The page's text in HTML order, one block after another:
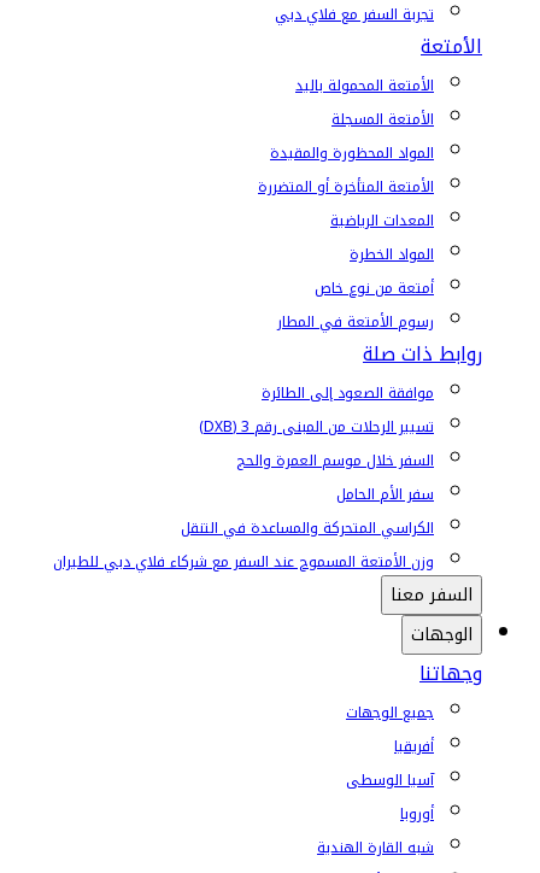
تجربة السفر مع فلاي دبي
الأمتعة
الأمتعة المحمولة باليد
الأمتعة المسجلة
المواد المحظورة والمقيدة
الأمتعة المتأخرة أو المتضررة
المعدات الرياضية
المواد الخطرة
أمتعة من نوع خاص
رسوم الأمتعة في المطار
روابط ذات صلة
موافقة الصعود إلى الطائرة
تسيير الرحلات من المبنى رقم 3 (DXB)
السفر خلال موسم العمرة والحج
سفر الأم الحامل
الكراسي المتحركة والمساعدة في التنقل
وزن الأمتعة المسموح عند السفر مع شركاء فلاي دبي للطيران
السفر معنا
الوجهات
وجهاتنا
جميع الوجهات
أفريقيا
آسيا الوسطى
أوروبا
شبه القارة الهندية